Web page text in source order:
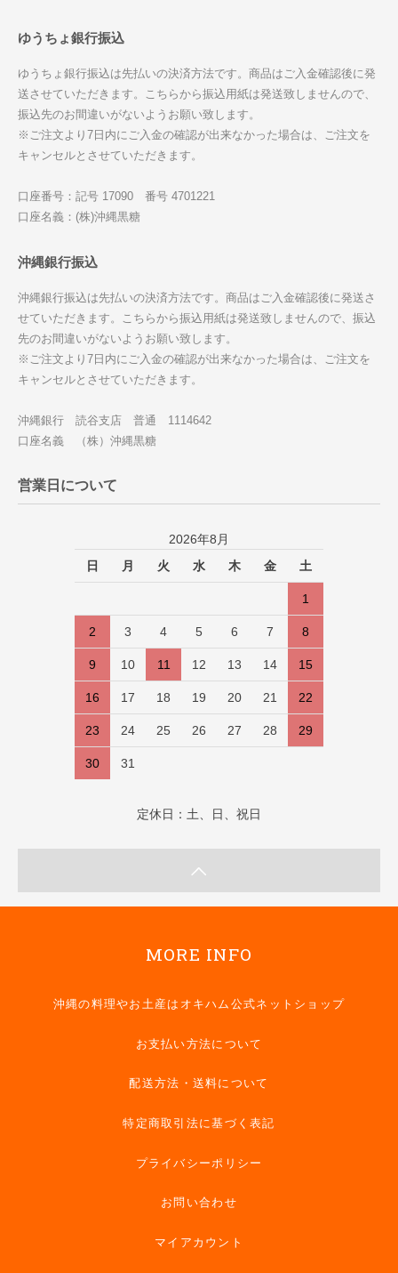
ゆうちょ銀行振込
ゆうちょ銀行振込は先払いの決済方法です。商品はご入金確認後に発
送させていただきます。こちらから振込用紙は発送致しませんので、
振込先のお間違いがないようお願い致します。
※ご注文より7日内にご入金の確認が出来なかった場合は、ご注文を
キャンセルとさせていただきます。
口座番号：記号 17090 番号 4701221
口座名義：(株)沖縄黒糖
沖縄銀行振込
沖縄銀行振込は先払いの決済方法です。商品はご入金確認後に発送さ
せていただきます。こちらから振込用紙は発送致しませんので、振込
先のお間違いがないようお願い致します。
※ご注文より7日内にご入金の確認が出来なかった場合は、ご注文を
キャンセルとさせていただきます。
沖縄銀行 読谷支店 普通 1114642
口座名義 （株）沖縄黒糖
営業日について
2026年8月
日
月 火 水 木 金 土
1
2 3 4 5 6 7 8
9 10 11 12 13 14 15
16 17 18 19 20 21 22
23 24 25 26 27 28 29
30 31
定休日：土、日、祝日
MORE INFO
沖縄の料理やお土産はオキハム公式ネットショップ
お支払い方法について
配送方法・送料について
特定商取引法に基づく表記
プライバシーポリシー
お問い合わせ
マイアカウント